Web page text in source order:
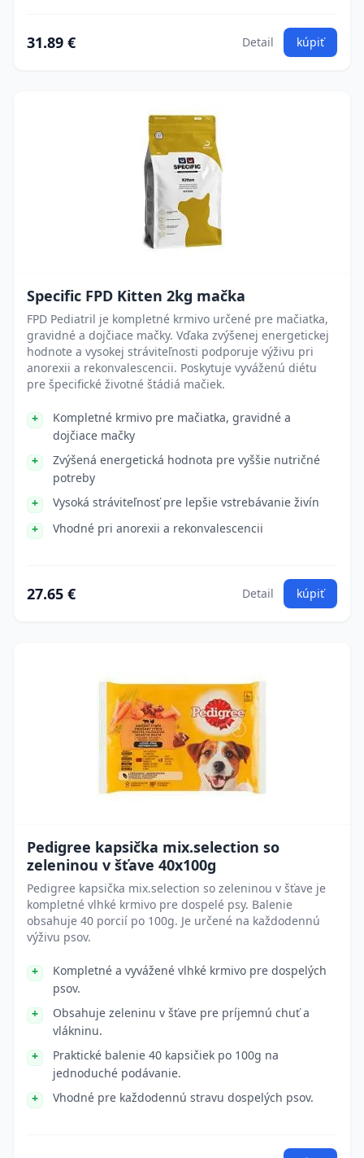
31.89 € Detail kúpiť
Specific FPD Kitten 2kg mačka
FPD Pediatril je kompletné krmivo určené pre mačiatka,
gravidné a dojčiace mačky. Vďaka zvýšenej energetickej
hodnote a vysokej stráviteľnosti podporuje výživu pri
anorexii a rekonvalescencii. Poskytuje vyváženú diétu
pre špecifické životné štádiá mačiek.
Kompletné krmivo pre mačiatka, gravidné a
dojčiace mačky
Zvýšená energetická hodnota pre vyššie nutričné
potreby
Vysoká stráviteľnosť pre lepšie vstrebávanie živín
Vhodné pri anorexii a rekonvalescencii
27.65 € Detail kúpiť
Pedigree kapsička mix.selection so
zeleninou v šťave 40x100g
Pedigree kapsička mix.selection so zeleninou v šťave je
kompletné vlhké krmivo pre dospelé psy. Balenie
obsahuje 40 porcií po 100g. Je určené na každodennú
výživu psov.
Kompletné a vyvážené vlhké krmivo pre dospelých
psov.
Obsahuje zeleninu v šťave pre príjemnú chuť a
vlákninu.
Praktické balenie 40 kapsičiek po 100g na
jednoduché podávanie.
Vhodné pre každodennú stravu dospelých psov.